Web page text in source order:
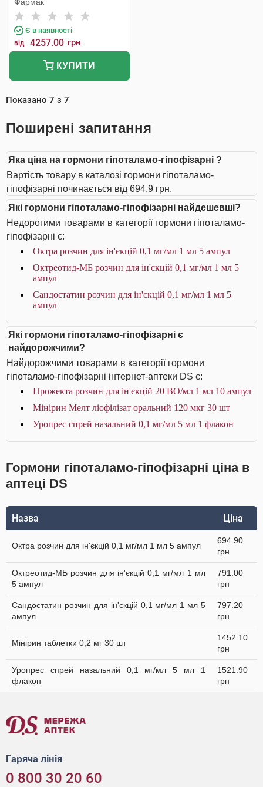
Є в наявності
від 4257.00 грн
КУПИТИ
Показано 7 з 7
Поширені запитання
Яка ціна на гормони гіпоталамо-гіпофізарні ?
Вартість товару в каталозі гормони гіпоталамо-
гіпофізарні починається від 694.9 грн.
Які гормони гіпоталамо-гіпофізарні найдешевші?
Недорогими товарами в категорії гормони гіпоталамо-
гіпофізарні є:
Октра розчин для ін'єкцій 0,1 мг/мл 1 мл 5 ампул
Октреотид-МБ розчин для ін'єкцій 0,1 мг/мл 1 мл 5
ампул
Сандостатин розчин для ін'єкцій 0,1 мг/мл 1 мл 5
ампул
Які гормони гіпоталамо-гіпофізарні є
найдорожчими?
Найдорожчими товарами в категорії гормони
гіпоталамо-гіпофізарні інтернет-аптеки DS є:
Прожекта розчин для ін'єкцій 20 ВО/мл 1 мл 10 ампул
Мінірин Мелт ліофілізат оральний 120 мкг 30 шт
Уропрес спрей назальний 0,1 мг/мл 5 мл 1 флакон
Гормони гіпоталамо-гіпофізарні ціна в
аптеці DS
Назва Ціна
Октра розчин для ін'єкцій 0,1 мг/мл 1 мл 5 ампул
694.90
грн
Октреотид-МБ розчин для ін'єкцій 0,1 мг/мл 1 мл
5 ампул
791.00
грн
Сандостатин розчин для ін'єкцій 0,1 мг/мл 1 мл 5
ампул
797.20
грн
Мінірин таблетки 0,2 мг 30 шт
1452.10
грн
Уропрес спрей назальний 0,1 мг/мл 5 мл 1
флакон
1521.90
грн
Гаряча лінія
0 800 30 20 60